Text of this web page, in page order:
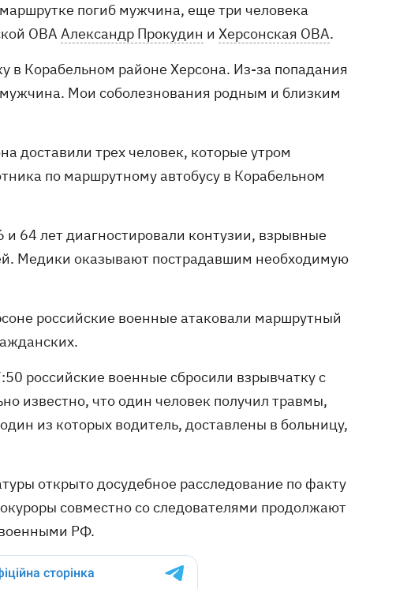
погиб мужчина, еще три человека
ОВА Александр Прокудин и Херсонская ОВА.
в Корабельном районе Херсона. Из-за попадания
Мои соболезнования родным и близким
доставили трех человек, которые утром
по маршрутному автобусу в Корабельном
64 лет диагностировали контузии, взрывные
Медики оказывают пострадавшим необходимую
российские военные атаковали маршрутный
российские военные сбросили взрывчатку с
известно, что один человек получил травмы,
из которых водитель, доставлены в больницу,
открыто досудебное расследование по факту
совместно со следователями продолжают
РФ.